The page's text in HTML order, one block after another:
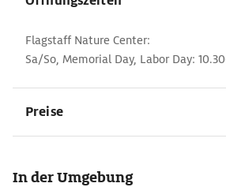
Flagstaff Nature Center:
Sa/So, Memorial Day, Labor Day:
Preise
In der Umgebung